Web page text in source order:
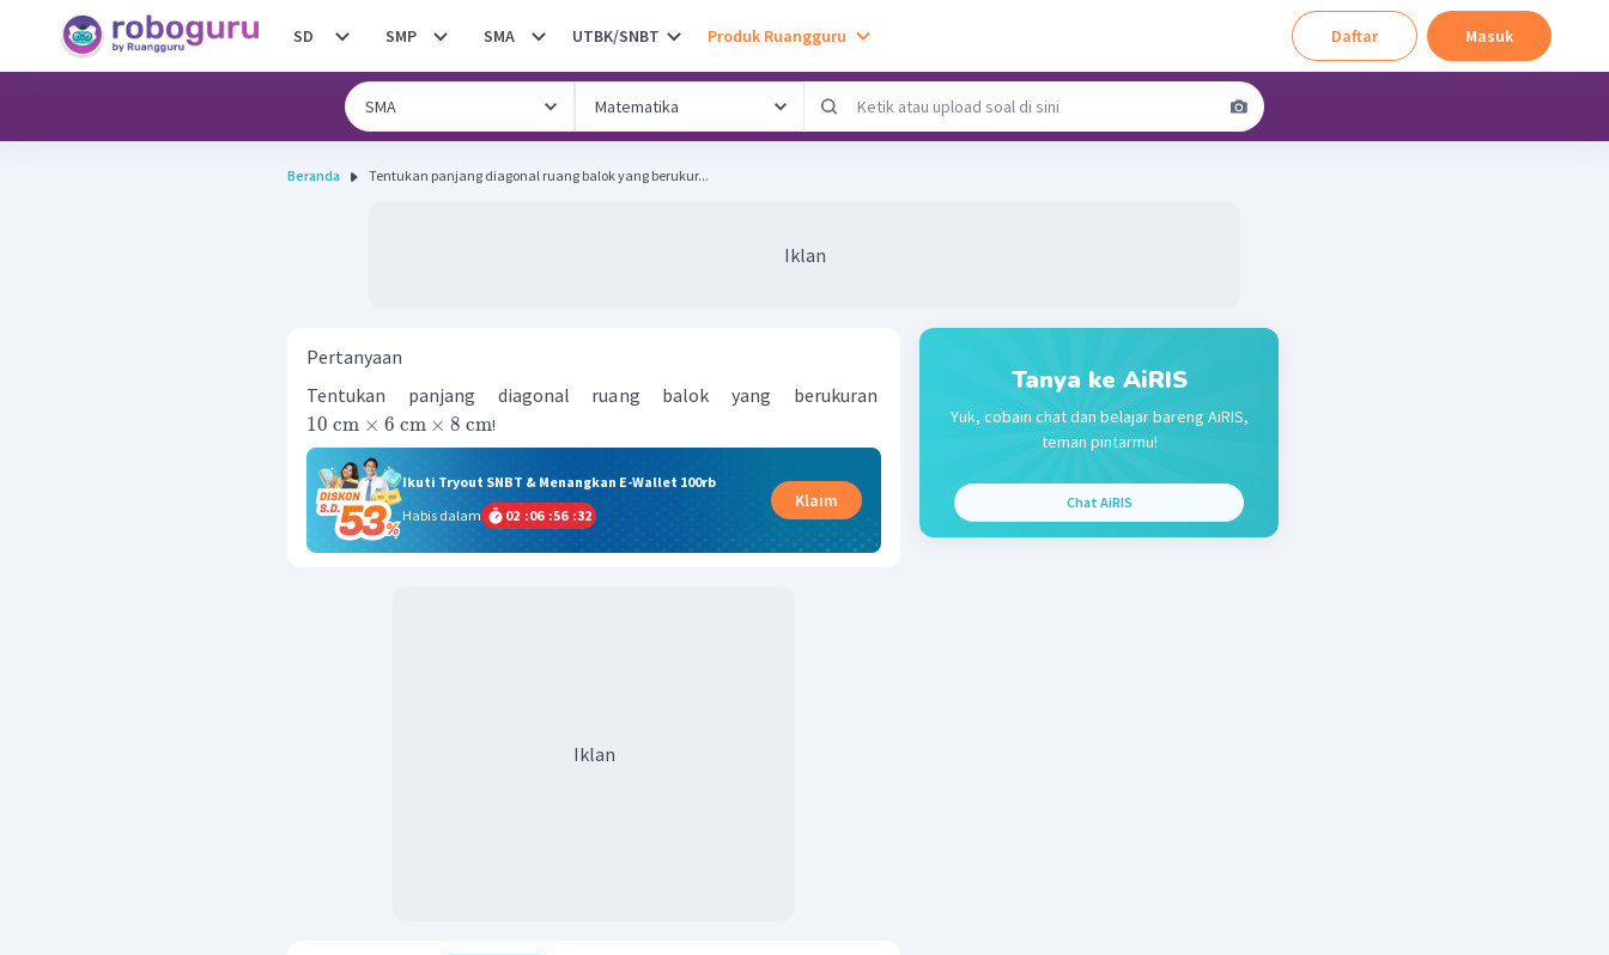
SD SMP SMA UTBK/SNBT Produk Ruangguru Daftar Masuk
Beranda Tentukan panjang diagonal ruang balok yang berukur...
Iklan
Pertanyaan
Tentukan panjang diagonal ruang balok yang berukuran
10 cm × 6 cm × 8 cm!
Ikuti Tryout SNBT & Menangkan E-Wallet 100rb
Habis dalam
02 :06 :56 :31
Klaim
Iklan
Tanya ke AiRIS
Yuk, cobain chat dan belajar bareng AiRIS,
teman pintarmu!
Chat AiRIS